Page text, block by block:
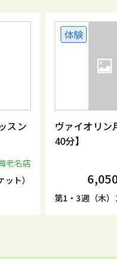
スン
老名店
ト）
体験
ヴァイオリン
40分】
第1・3週（木